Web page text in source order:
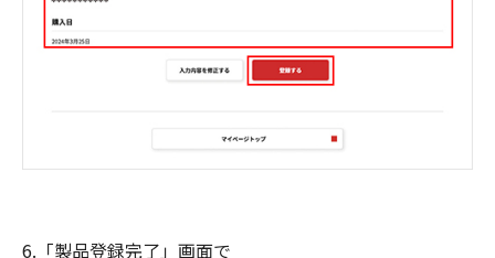
6.「製品登録完了」画面で